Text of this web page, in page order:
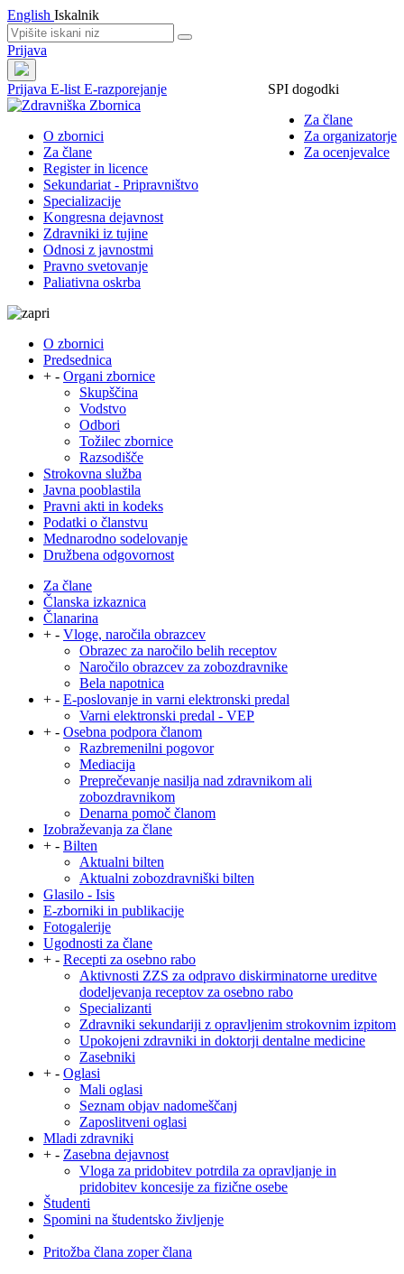
English Iskalnik
Prijava
Prijava
SPI dogodki
Za člane
Za organizatorje
Za ocenjevalce
E-list E-razporejanje
O zbornici
Za člane
Register in licence
Sekundariat - Pripravništvo
Specializacije
Kongresna dejavnost
Zdravniki iz tujine
Odnosi z javnostmi
Pravno svetovanje
Paliativna oskrba
O zbornici
Predsednica
+ - Organi zbornice
Skupščina
Vodstvo
Odbori
Tožilec zbornice
Razsodišče
Strokovna služba
Javna pooblastila
Pravni akti in kodeks
Podatki o članstvu
Mednarodno sodelovanje
Družbena odgovornost
Za člane
Članska izkaznica
Članarina
+ - Vloge, naročila obrazcev
Obrazec za naročilo belih receptov
Naročilo obrazcev za zobozdravnike
Bela napotnica
+ - E-poslovanje in varni elektronski predal
Varni elektronski predal - VEP
+ - Osebna podpora članom
Razbremenilni pogovor
Mediacija
Preprečevanje nasilja nad zdravnikom ali
zobozdravnikom
Denarna pomoč članom
Izobraževanja za člane
+ - Bilten
Aktualni bilten
Aktualni zobozdravniški bilten
Glasilo - Isis
E-zborniki in publikacije
Fotogalerije
Ugodnosti za člane
+ - Recepti za osebno rabo
Aktivnosti ZZS za odpravo diskirminatorne ureditve
dodeljevanja receptov za osebno rabo
Specializanti
Zdravniki sekundariji z opravljenim strokovnim izpitom
Upokojeni zdravniki in doktorji dentalne medicine
Zasebniki
+ - Oglasi
Mali oglasi
Seznam objav nadomeščanj
Zaposlitveni oglasi
Mladi zdravniki
+ - Zasebna dejavnost
Vloga za pridobitev potrdila za opravljanje in
pridobitev koncesije za fizične osebe
Študenti
Spomini na študentsko življenje
Pritožba člana zoper člana